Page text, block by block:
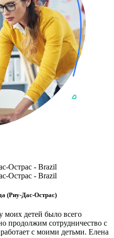
Острас - Brazil
Острас - Brazil
(Риу-Дас-Острас)
моих детей было всего
продолжим сотрудничество с
с моими детьми. Елена